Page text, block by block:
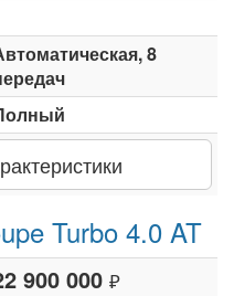
8
Turbo 4.0 AT
900 000 ₽